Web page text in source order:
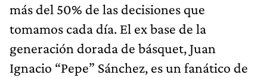
más del 50% de las decisiones que
tomamos cada día. El ex base de la
generación dorada de básquet, Juan
Ignacio “Pepe” Sánchez, es un fanático de